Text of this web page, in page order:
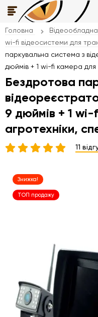
Головна
wi-fi відеосистеми для
паркувальна система з
дюймів + 1 wi-fi камера для
Бездротова
9 дюймів + 1
агротехніки,
11
Знижка!
ТОП продажу